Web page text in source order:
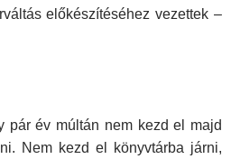
előkészítéséhez vezettek –
pár év múltán nem kezd el majd
Nem kezd el könyvtárba járni,